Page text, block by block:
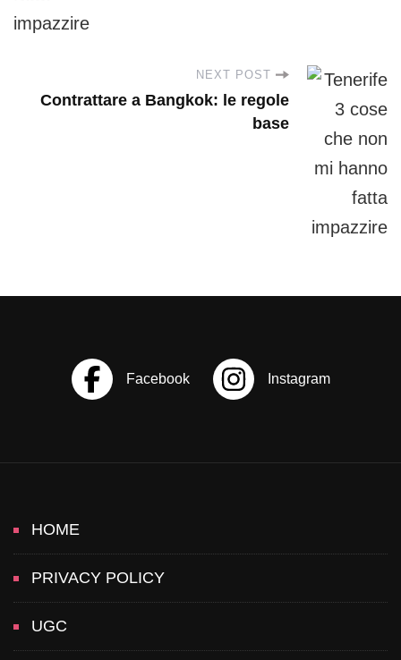
t
o
n
NEXT POST
Contrattare a Bangkok: le regole
base
HOME
PRIVACY POLICY
UGC